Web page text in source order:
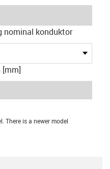
nominal konduktor
[mm]
There is a newer model